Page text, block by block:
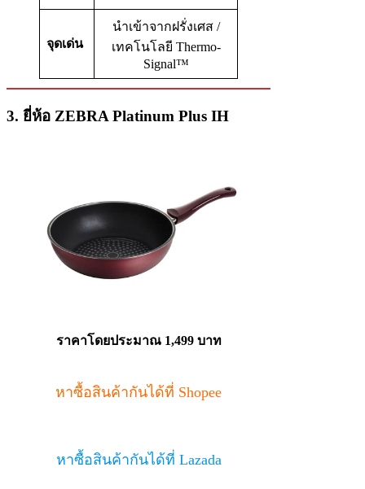
จุดเด่น
นำเข้าจากฝรั่งเศส /
เทคโนโลยี Thermo-
Signal™
3. ยี่ห้อ ZEBRA Platinum Plus IH
ราคาโดยประมาณ 1,499 บาท
หาซื้อสินค้ากันได้ที่ Shopee
หาซื้อสินค้ากันได้ที่ Lazada